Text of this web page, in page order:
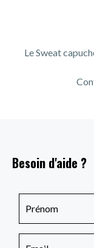
Le Sweat
Besoin d'aide ?